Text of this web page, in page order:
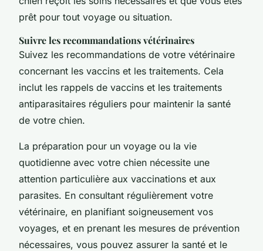
prêt pour tout voyage ou situation.
Suivre les recommandations vétérinaires
Suivez les recommandations de votre vétérinaire
concernant les vaccins et les traitements. Cela
inclut les rappels de vaccins et les traitements
antiparasitaires réguliers pour maintenir la santé
de votre chien.
La préparation pour un voyage ou la vie
quotidienne avec votre chien nécessite une
attention particulière aux vaccinations et aux
parasites. En consultant régulièrement votre
vétérinaire, en planifiant soigneusement vos
voyages, et en prenant les mesures de prévention
nécessaires, vous pouvez assurer la santé et le